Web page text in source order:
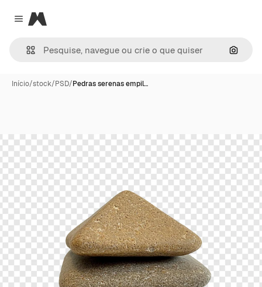
Close menu
Magnific
Início/stock/PSD/Pedras serenas empil…